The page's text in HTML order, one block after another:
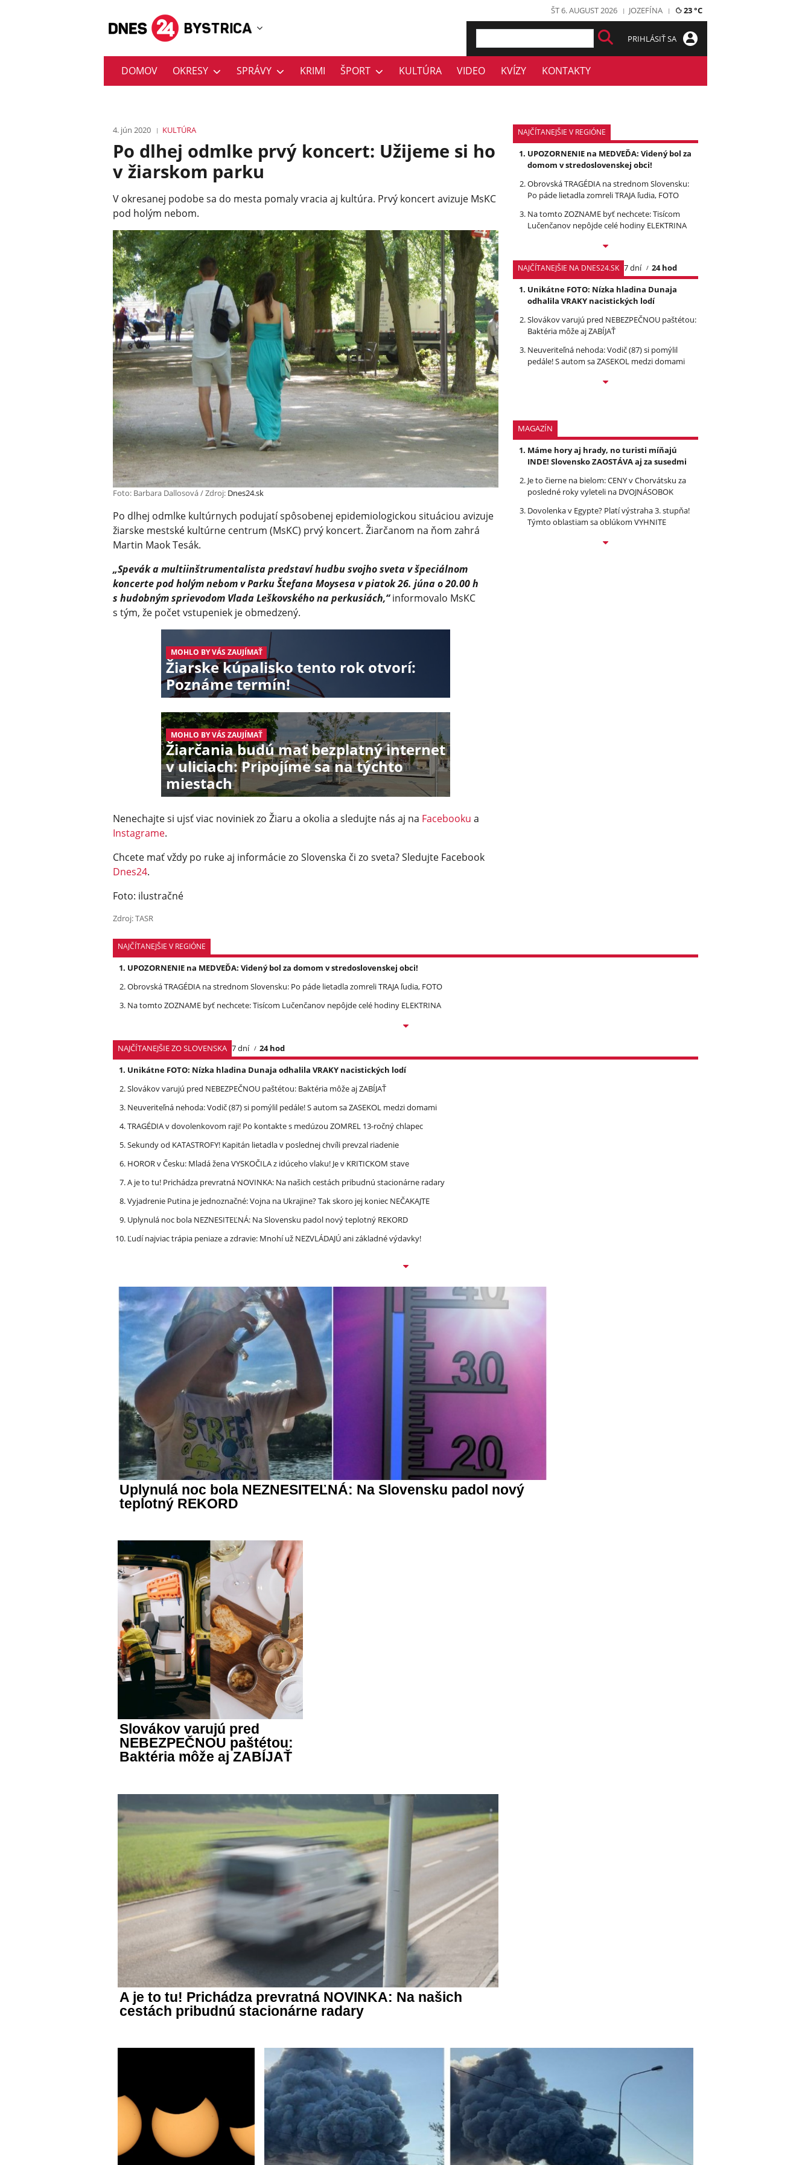
ŠT 6. AUGUST 2026 JOZEFÍNA 23 °C
PRIHLÁSIŤ SA
DOMOV OKRESY SPRÁVY KRIMI ŠPORT KULTÚRA VIDEO KVÍZY KONTAKTY
4. jún 2020 KULTÚRA
Po dlhej odmlke prvý koncert: Užijeme si ho
v žiarskom parku
V okresanej podobe sa do mesta pomaly vracia aj kultúra. Prvý koncert avizuje MsKC
pod holým nebom.
Foto: Barbara Dallosová / Zdroj: Dnes24.sk
Po dlhej odmlke kultúrnych podujatí spôsobenej epidemiologickou situáciou avizuje
žiarske mestské kultúrne centrum (MsKC) prvý koncert. Žiarčanom na ňom zahrá
Martin Maok Tesák.
„Spevák a multiinštrumen­talista predstaví hudbu svojho sveta v špeciálnom
koncerte pod holým nebom v Parku Štefana Moysesa v piatok 26. júna o 20.00 h
s hudobným sprievodom Vlada Leškovského na perkusiách,“informovalo MsKC
s tým, že počet vstupeniek je obmedzený.
MOHLO BY VÁS ZAUJÍMAŤ
Žiarske kúpalisko tento rok otvorí:
Poznáme termín!
MOHLO BY VÁS ZAUJÍMAŤ
Žiarčania budú mať bezplatný internet
v uliciach: Pripojíme sa na týchto
miestach
Nenechajte si ujsť viac noviniek zo Žiaru a okolia a sledujte nás aj na Facebooku a
Instagrame.
Chcete mať vždy po ruke aj informácie zo Slovenska či zo sveta? Sledujte Facebook
Dnes24.
Foto: ilustračné
Zdroj: TASR
NAJČÍTANEJŠIE V REGIÓNE
UPOZORNENIE na MEDVEĎA: Videný bol za
domom v stredoslovenskej obci!
Obrovská TRAGÉDIA na strednom Slovensku:
Po páde lietadla zomreli TRAJA ľudia, FOTO
Na tomto ZOZNAME byť nechcete: Tisícom
Lučenčanov nepôjde celé hodiny ELEKTRINA
NAJČÍTANEJŠIE NA DNES24.SK 7 dní
24 hod
Unikátne FOTO: Nízka hladina Dunaja
odhalila VRAKY nacistických lodí
Slovákov varujú pred NEBEZPEČNOU paštétou:
Baktéria môže aj ZABÍJAŤ
Neuveriteľná nehoda: Vodič (87) si pomýlil
pedále! S autom sa ZASEKOL medzi domami
MAGAZÍN
Máme hory aj hrady, no turisti míňajú
INDE! Slovensko ZAOSTÁVA aj za susedmi
Je to čierne na bielom: CENY v Chorvátsku za
posledné roky vyleteli na DVOJNÁSOBOK
Dovolenka v Egypte? Platí výstraha 3. stupňa!
Týmto oblastiam sa oblúkom VYHNITE
NAJČÍTANEJŠIE V REGIÓNE
UPOZORNENIE na MEDVEĎA: Videný bol za domom v stredoslovenskej obci!
Obrovská TRAGÉDIA na strednom Slovensku: Po páde lietadla zomreli TRAJA ľudia, FOTO
Na tomto ZOZNAME byť nechcete: Tisícom Lučenčanov nepôjde celé hodiny ELEKTRINA
NAJČÍTANEJŠIE ZO SLOVENSKA 7 dní
24 hod
Unikátne FOTO: Nízka hladina Dunaja odhalila VRAKY nacistických lodí
Slovákov varujú pred NEBEZPEČNOU paštétou: Baktéria môže aj ZABÍJAŤ
Neuveriteľná nehoda: Vodič (87) si pomýlil pedále! S autom sa ZASEKOL medzi domami
TRAGÉDIA v dovolenkovom raji! Po kontakte s medúzou ZOMREL 13-ročný chlapec
Sekundy od KATASTROFY! Kapitán lietadla v poslednej chvíli prevzal riadenie
HOROR v Česku: Mladá žena VYSKOČILA z idúceho vlaku! Je v KRITICKOM stave
A je to tu! Prichádza prevratná NOVINKA: Na našich cestách pribudnú stacionárne radary
Vyjadrenie Putina je jednoznačné: Vojna na Ukrajine? Tak skoro jej koniec NEČAKAJTE
Uplynulá noc bola NEZNESITEĽNÁ: Na Slovensku padol nový teplotný REKORD
Ľudí najviac trápia peniaze a zdravie: Mnohí už NEZVLÁDAJÚ ani základné výdavky!
Uplynulá noc bola NEZNESITEĽNÁ: Na Slovensku padol nový
teplotný REKORD
Slovákov varujú pred
NEBEZPEČNOU paštétou:
Baktéria môže aj ZABÍJAŤ
A je to tu! Prichádza prevratná NOVINKA: Na našich
cestách pribudnú stacionárne radary